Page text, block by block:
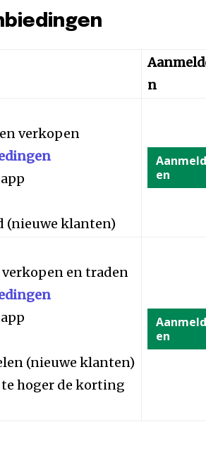
n
verkopen
(nieuwe klanten)
en
en traden
(nieuwe klanten)
hoger de korting
en